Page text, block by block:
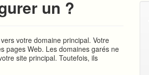
un ?
votre domaine principal. Votre
pages Web. Les domaines garés ne
site principal. Toutefois, ils